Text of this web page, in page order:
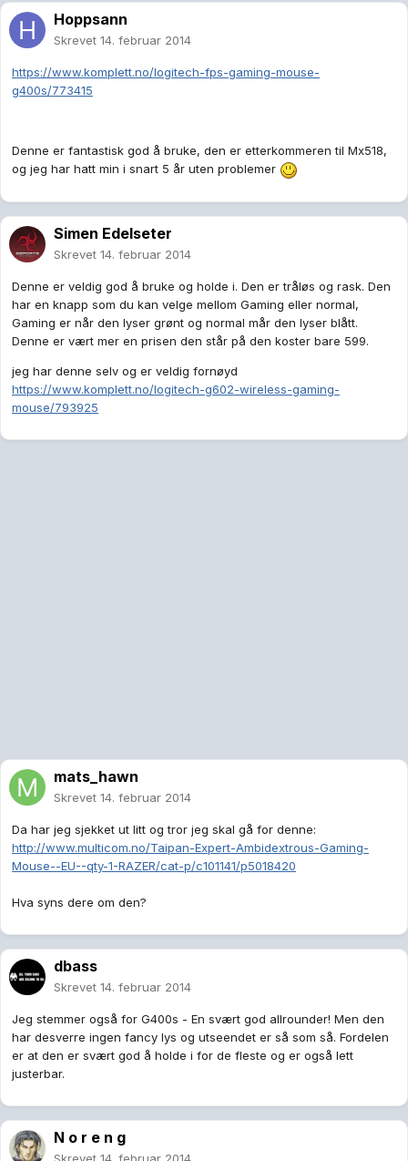
Hoppsann
Skrevet 14. februar 2014
https://www.komplett.no/logitech-fps-gaming-mouse-
g400s/773415
Denne er fantastisk god å bruke, den er etterkommeren til Mx518,
og jeg har hatt min i snart 5 år uten problemer
Simen Edelseter
Skrevet 14. februar 2014
Denne er veldig god å bruke og holde i. Den er tråløs og rask. Den
har en knapp som du kan velge mellom Gaming eller normal,
Gaming er når den lyser grønt og normal mår den lyser blått.
Denne er vært mer en prisen den står på den koster bare 599.
jeg har denne selv og er veldig fornøyd
https://www.komplett.no/logitech-g602-wireless-gaming-
mouse/793925
mats_hawn
Skrevet 14. februar 2014
Da har jeg sjekket ut litt og tror jeg skal gå for denne:
http://www.multicom.no/Taipan-Expert-Ambidextrous-Gaming-
Mouse--EU--qty-1-RAZER/cat-p/c101141/p5018420
Hva syns dere om den?
dbass
Skrevet 14. februar 2014
Jeg stemmer også for G400s - En svært god allrounder! Men den
har desverre ingen fancy lys og utseendet er så som så. Fordelen
er at den er svært god å holde i for de fleste og er også lett
justerbar.
N o r e n g